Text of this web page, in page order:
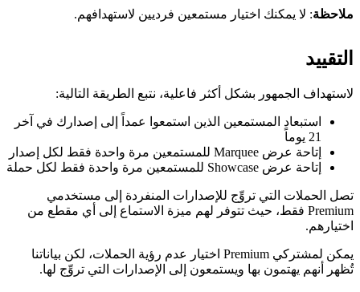
ملاحظة: لا يمكنك اختيار مستمعين فرديين لاستهدافهم.
التقييد
لاستهداف الجمهور بشكل أكثر فاعلية، نتبع الطريقة التالية:
استبعاد المستمعين الذين استمعوا عمداً إلى إصدارك في آخر
21 يوماً
إتاحة عرض Marquee للمستمعين مرة واحدة فقط لكل إصدار
إتاحة عرض Showcase للمستمعين مرة واحدة فقط لكل حملة
تصل الحملات التي تروِّج للإصدارات المنفردة إلى مستخدمي
Premium فقط، حيث تتوفر لهم ميزة الاستماع إلى أي مقطع من
اختيارهم.
يمكن لمشتركي Premium اختيار عدم رؤية الحملات، لكن بياناتنا
تُظهر أنهم يهتمون بها ويستمعون إلى الإصدارات التي تروِّج لها.